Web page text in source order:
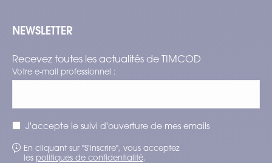
NEWSLETTER
Recevez toutes les actualités de TIMCOD
Votre e-mail professionnel :
J'accepte le suivi d'ouverture de mes emails
En cliquant sur "S'inscrire", vous acceptez
les politiques de confidentialité.